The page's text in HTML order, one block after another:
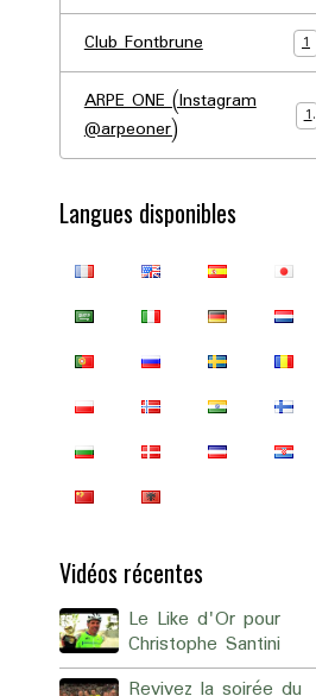
Club Fontbrune 1
ARPE ONE (Instagram
@arpeoner)
1
Langues disponibles
Vidéos récentes
Le Like d'Or pour
Christophe Santini